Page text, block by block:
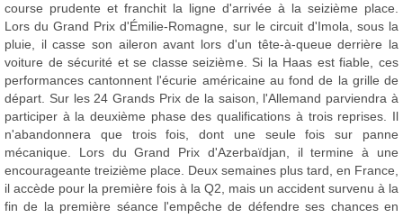
course prudente et franchit la ligne d'arrivée à la seizième place.
Lors du Grand Prix d'Émilie-Romagne, sur le circuit d'Imola, sous la
pluie, il casse son aileron avant lors d'un tête-à-queue derrière la
voiture de sécurité et se classe seizième. Si la Haas est fiable, ces
performances cantonnent l'écurie américaine au fond de la grille de
départ. Sur les 24 Grands Prix de la saison, l'Allemand parviendra à
participer à la deuxième phase des qualifications à trois reprises. Il
n'abandonnera que trois fois, dont une seule fois sur panne
mécanique. Lors du Grand Prix d'Azerbaïdjan, il termine à une
encourageante treizième place. Deux semaines plus tard, en France,
il accède pour la première fois à la Q2, mais un accident survenu à la
fin de la première séance l'empêche de défendre ses chances en